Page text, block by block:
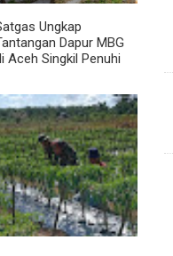
Ungkap
Dapur MBG
Aceh Singkil Penuhi